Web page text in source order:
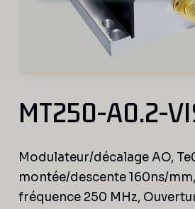
MT250-A0.2-
Modulateur/décalage AO,
montée/descente 160ns/
fréquence 250 MHz,